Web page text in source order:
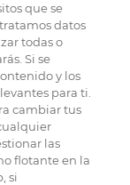
que se
datos
todas o
Si se
y los
para ti.
cambiar tus
las
flotante en la
si